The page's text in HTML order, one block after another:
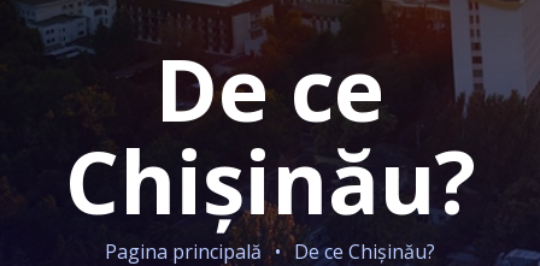
De ce
Chișinău?
Pagina principală • De ce Chișinău?